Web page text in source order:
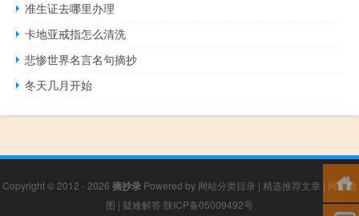
准生证去哪里办理
卡地亚戒指怎么清洗
悲惨世界名言名句摘抄
冬天几月开始
Copyright © 2012 - 2026 摘抄录 Powered by 网站分类目录 | 精选推荐文章 | 网站地
图 | 疑难解答 陕ICP备05009492号